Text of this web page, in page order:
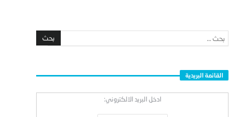
القائمة البريدية
ادخل البريد الالكتروني: